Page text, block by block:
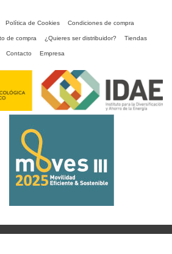
Política de Cookies Condiciones de compra
de compra ¿Quieres ser distribuidor? Tiendas
Contacto Empresa